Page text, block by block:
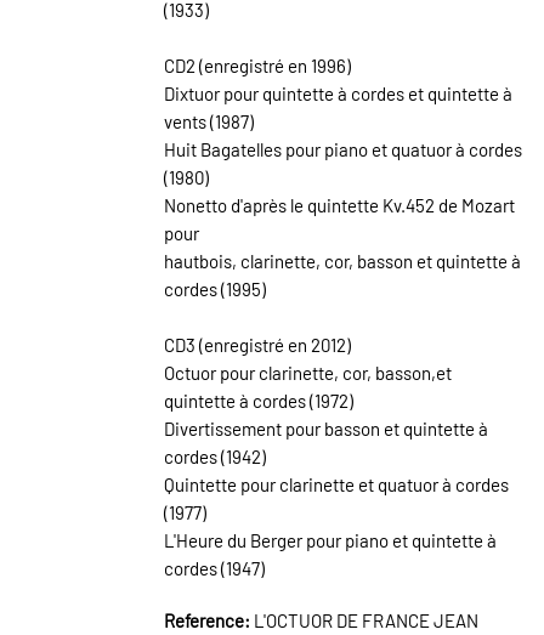
(1933)
CD2 (enregistré en 1996)
Dixtuor pour quintette à cordes et quintette à
vents (1987)
Huit Bagatelles pour piano et quatuor à cordes
(1980)
Nonetto d'après le quintette Kv.452 de Mozart
pour
hautbois, clarinette, cor, basson et quintette à
cordes (1995)
CD3 (enregistré en 2012)
Octuor pour clarinette, cor, basson,et
quintette à cordes (1972)
Divertissement pour basson et quintette à
cordes (1942)
Quintette pour clarinette et quatuor à cordes
(1977)
L'Heure du Berger pour piano et quintette à
cordes (1947)
Reference: L'OCTUOR DE FRANCE JEAN